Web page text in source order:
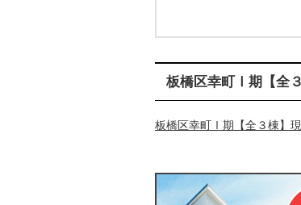
板橋区幸町Ⅰ期【全
板橋区幸町Ⅰ期【全３棟】